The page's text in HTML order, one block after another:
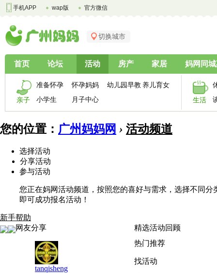
手机APP wap版 官方微信
切换城市
首页 论坛 活动 房产 家居 妈网同
亲子
准备怀孕 怀孕妈妈 幼儿园早教 养儿育女
小学生
月子中心 生活
您的位置： 广州妈妈网 › 活动频道
选择活动
分享活动
参与活动
您正在妈网活动频道，按照您的喜好与需求，选择不同
即可成功报名活动！
新手帮助
网友分享
tanqisheng
精选活动回顾
热门推荐
找活动